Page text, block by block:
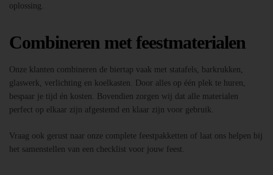
oplossing.
Combineren met feestmaterialen
Onze klanten combineren de biertap vaak met statafels, barkrukken,
glaswerk, verlichting en koelkasten. Door alles op één plek te huren,
bespaar je tijd én kosten. Bovendien zorgen wij dat alle materialen
perfect op elkaar zijn afgestemd en klaar zijn voor gebruik.
Vraag ook gerust naar onze complete feestpakketten of laat ons helpen bij
het samenstellen van een checklist voor jouw feest.